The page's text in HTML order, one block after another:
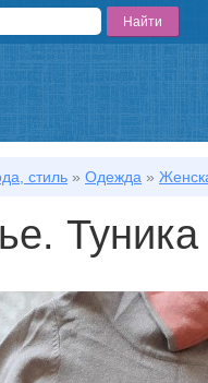
стиль » Одежда »
Туника